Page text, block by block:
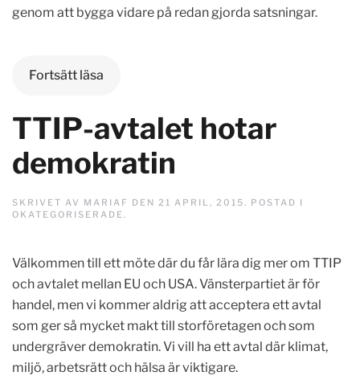
genom att bygga vidare på redan gjorda satsningar.
Fortsätt läsa
TTIP-avtalet hotar
demokratin
SKRIVET AV MARIAF DEN 21 APRIL, 2015 . POSTAD I
OKATEGORISERADE .
Välkommen till ett möte där du får lära dig mer om TTIP
och avtalet mellan EU och USA. Vänsterpartiet är för
handel, men vi kommer aldrig att acceptera ett avtal
som ger så mycket makt till storföretagen och som
undergräver demokratin. Vi vill ha ett avtal där klimat,
miljö, arbetsrätt och hälsa är viktigare.